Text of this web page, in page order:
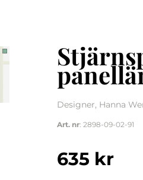
Designer, Hanna
Art. nr: 2898-09-02-91
635 kr